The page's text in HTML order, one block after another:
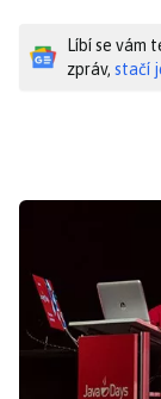
Líbí se vám
zpráv, stačí